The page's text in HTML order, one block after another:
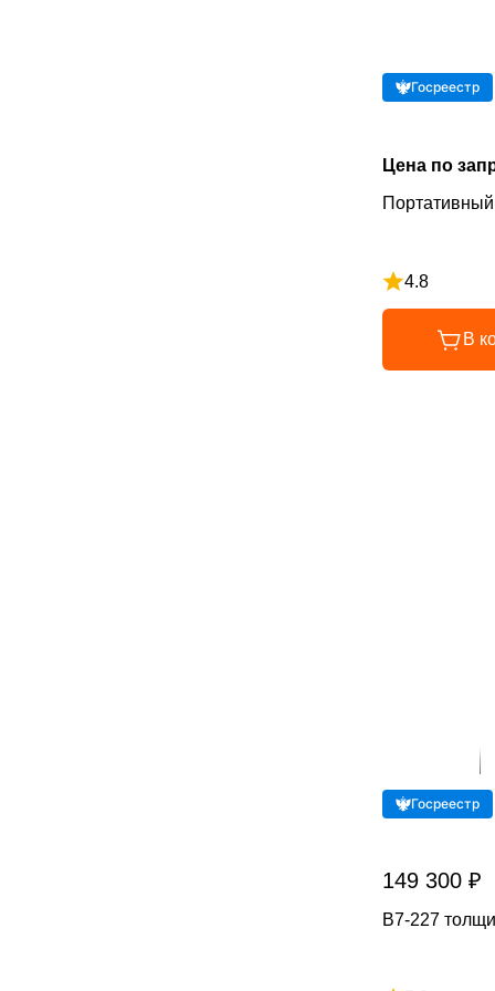
Госреестр
Цена по
4.8
Рейтинг 4.8 из
В
Госреестр
149 300 ₽
В7-227